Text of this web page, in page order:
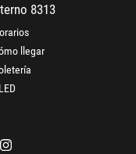
8313
llegar